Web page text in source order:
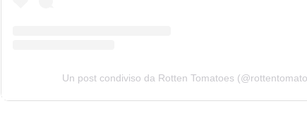
Un post condiviso da Rotten Tomatoes